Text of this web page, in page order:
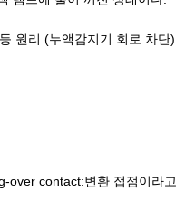
over contact:변환 접점이라고